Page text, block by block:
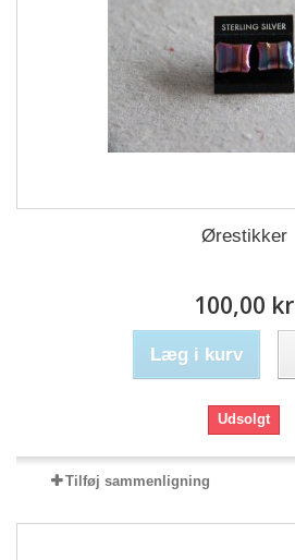
Ørestikker
100,00 kr
Læg i kurv
Udsolgt
Tilføj sammenligning